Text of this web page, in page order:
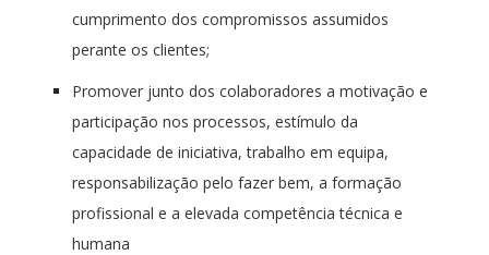
cumprimento dos compromissos assumidos
perante os clientes;
Promover junto dos colaboradores a motivação e
participação nos processos, estímulo da
capacidade de iniciativa, trabalho em equipa,
responsabilização pelo fazer bem, a formação
profissional e a elevada competência técnica e
humana